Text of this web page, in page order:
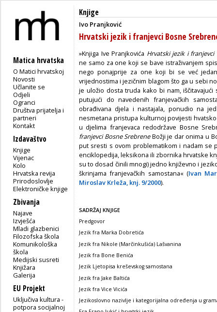
Matica hrvatska
O Matici hrvatskoj
Novosti
Učlanite se
Odjeli
Ogranci
Društva prijatelja i
partneri
Kontakt
Izdavaštvo
Knjige
Vijenac
Kolo
Hrvatska revija
Prirodoslovlje
Elektroničke knjige
Zbivanja
Najave
Izvješća
Mladi glazbenici
Filozofska škola
Komunikološka
škola
Medijski susreti
Knjižara
Galerija
EU Projekt
Uključiva kultura -
potpora socijalnoj
Knjige
Ivo Pranjković
Hrvatski jezik i franjevci Bosne
»Knjiga Ive Pranjkovića Hrvatski jezik i franjevci
ne samo za one koji se bave istraživanjem
nego ponajprije za one koji bi se već
vrijednostima i jezičnim blagom što ga u sebi
je uložio dosta truda kako bi nam,
putujući do navedenih franjevačkih
obrađivana djela i nastajala, ponudio na
nesmetana pristupa kulturnoj povijesti
u djelima franjevaca redodržave Bosne
franjevci Bosne SrebreneBožji je dar onima u
put sresti s ovom problematikom i nadam se
enciklopedija, leksikona ili zbornika hrvatske
su to dosad činili mnogi) jedno književno i
škrinjama franjevačkih samostana« (Ivan
Miroslav Krleža, knj. 9/2000).
SADRŽAJ KNJIGE
Predgovor
Jezik fra Marka Dobretića
Jezik fra Nikole (Marčinkušića) Lašvanina
Jezik fra Bone Benića
Jezik Ljetopisa kreševskog samostana
Jezik fra Jake Baltića
Jezik fra Vice Vicića
Jezikoslovno nazivlje i kategorijalna određenja u